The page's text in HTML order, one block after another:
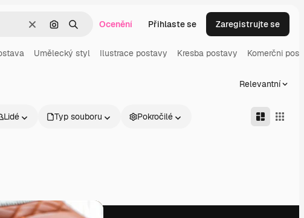
ZrušitHledat podle obrázku
HledatOcenění Přihlaste se Zaregistrujte se
Umělecký styl Ilustrace postavy Kresba postavy Komerčni
Relevantní
Lidé Typ souboru Pokročilé